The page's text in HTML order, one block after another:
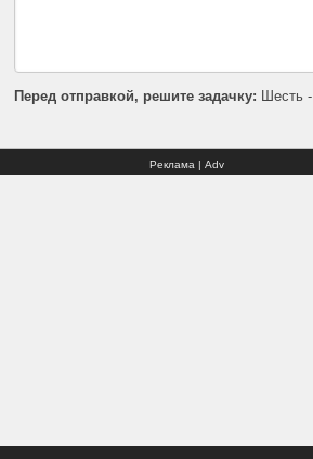
Перед отправкой, решите задачку: Шесть -
Реклама | Adv